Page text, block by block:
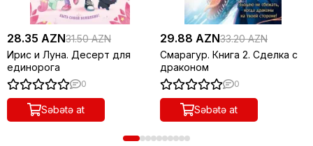
28.35 AZN31.50 AZN
Ирис и Луна. Десерт для
единорога
0
Səbətə at
29.88 AZN33.20 AZN
Смарагур. Книга 2. Сделка с
драконом
0
Səbətə at